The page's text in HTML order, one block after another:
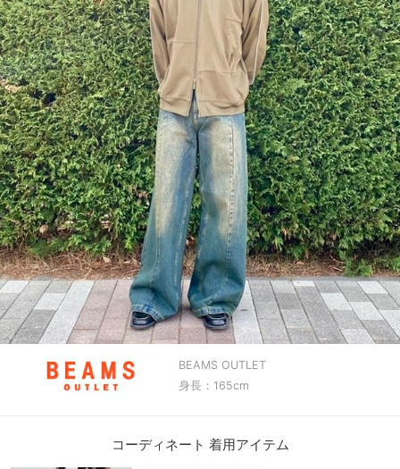
BEAMS OUTLET
身長：165cm
コーディネート 着用アイテム